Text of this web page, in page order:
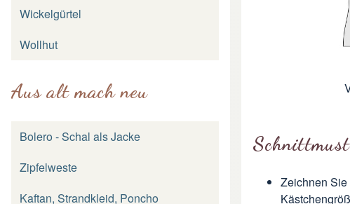
Wickelgürtel
Wollhut
Aus alt mach neu
Bolero - Schal als Jacke
Zipfelweste
Kaftan, Strandkleid, Poncho
Zeichnen Sie